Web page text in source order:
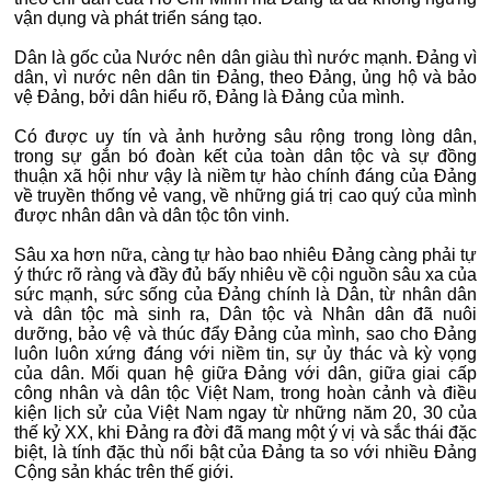
vận dụng và phát triển sáng tạo.
Dân là gốc của Nước nên dân giàu thì nước mạnh. Đảng vì
dân, vì nước nên dân tin Đảng, theo Đảng, ủng hộ và bảo
vệ Đảng, bởi dân hiểu rõ, Đảng là Đảng của mình.
Có được uy tín và ảnh hưởng sâu rộng trong lòng dân,
trong sự gắn bó đoàn kết của toàn dân tộc và sự đồng
thuận xã hội như vậy là niềm tự hào chính đáng của Đảng
về truyền thống vẻ vang, về những giá trị cao quý của mình
được nhân dân và dân tộc tôn vinh.
Sâu xa hơn nữa, càng tự hào bao nhiêu Đảng càng phải tự
ý thức rõ ràng và đầy đủ bấy nhiêu về cội nguồn sâu xa của
sức mạnh, sức sống của Đảng chính là Dân, từ nhân dân
và dân tộc mà sinh ra, Dân tộc và Nhân dân đã nuôi
dưỡng, bảo vệ và thúc đẩy Đảng của mình, sao cho Đảng
luôn luôn xứng đáng với niềm tin, sự ủy thác và kỳ vọng
của dân. Mối quan hệ giữa Đảng với dân, giữa giai cấp
công nhân và dân tộc Việt Nam, trong hoàn cảnh và điều
kiện lịch sử của Việt Nam ngay từ những năm 20, 30 của
thế kỷ XX, khi Đảng ra đời đã mang một ý vị và sắc thái đặc
biệt, là tính đặc thù nổi bật của Đảng ta so với nhiều Đảng
Cộng sản khác trên thế giới.